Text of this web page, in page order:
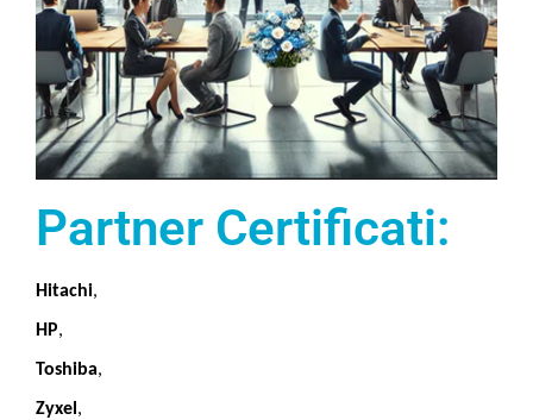
Partner Certificati:
Hitachi,
HP,
Toshiba,
Zyxel ,